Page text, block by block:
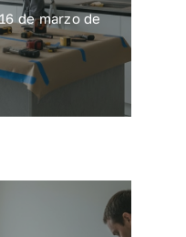
de marzo de